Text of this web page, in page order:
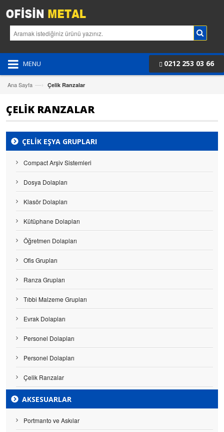
0212 253 03 66
MENU
Ana Sayfa —› Çelik Ranzalar
ÇELIK RANZALAR
ÇELIK EŞYA GRUPLARI
Compact Arşiv Sistemleri
Dosya Dolapları
Klasör Dolapları
Kütüphane Dolapları
Öğretmen Dolapları
Ofis Grupları
Ranza Grupları
Tıbbi Malzeme Grupları
Evrak Dolapları
Personel Dolapları
Personel Dolapları
Çelik Ranzalar
AKSESUARLAR
Portmanto ve Askılar